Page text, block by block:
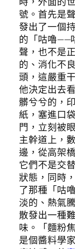
號。首先是
發出了一個
的「咕嚕——
聲，也不是
的、消化不
頭，這嚴重
他決定出去
髒兮兮的，
紙，塞進口
門，立刻被
主幹道上，
邊，從高架
它們不是交
狀態，同時
了那種「咕
淡的、熱氣
散發出一種
味。「麵粉
是個醬料學